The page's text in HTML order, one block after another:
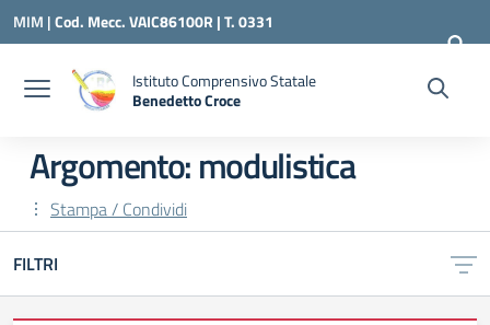
Vai ai contenuti
Vai al menu di navigazione
Vai al footer
MIM |Cod. Mecc. VAIC86100R | T. 0331
240260 | VAIC86100R@ISTRUZIONE.IT
Istituto Comprensivo Statale
Benedetto Croce
Argomento: modulistica
Stampa / Condividi
FILTRI